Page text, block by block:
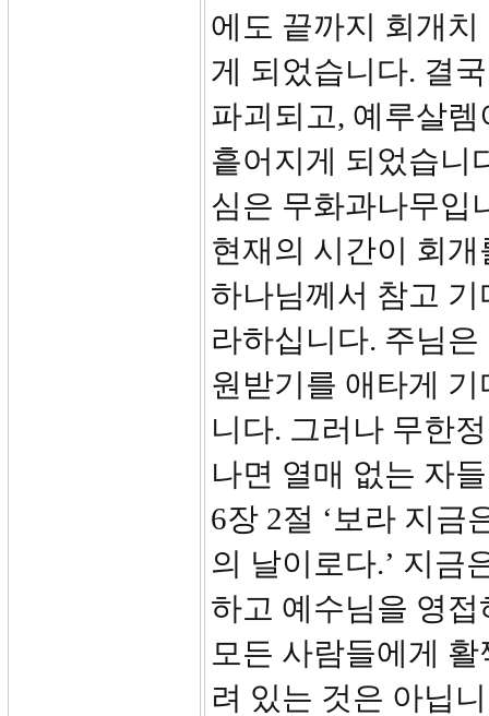
에도 끝까지 회개
게 되었습니다. 결
파괴되고, 예루살
흩어지게 되었습니
심은 무화과나무입
현재의 시간이 회
하나님께서 참고
라하십니다. 주님
원받기를 애타게
니다. 그러나 무한
나면 열매 없는 자
6장 2절 ‘보라 지금
의 날이로다.’ 지금
하고 예수님을 영
모든 사람들에게
려 있는 것은 아닙